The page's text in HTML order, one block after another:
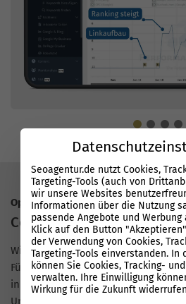
Optimierung für Google & KI
Content der performt
Wir schreibenSEO-Texte mit
Füllcontent. Mit der Performance
in Google und KI-Suchen schneller
Seoagentur.de nutzt Cookies,
Targeting-Tools (auch von
wir unsere Websites
Informationen über die Nutzung
passende Angebote und
Klick auf den Button
der Verwendung von Cookies,
Targeting-Tools einverstanden. In
können Sie Cookies, Tracking-
verwalten. Ihre Einwilligung
Wirkung für die Zukunft